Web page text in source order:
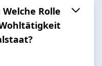
Rolle